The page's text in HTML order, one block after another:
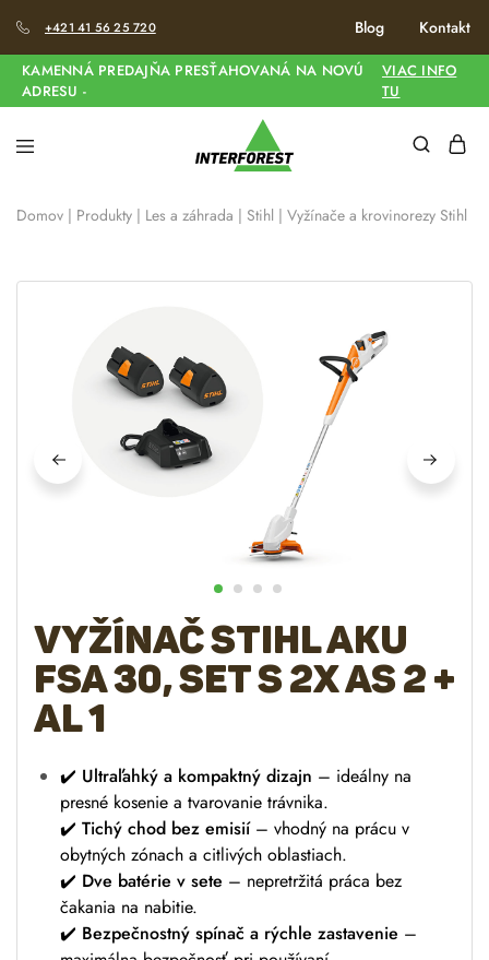
+421 41 56 25 720 Blog Kontakt
KAMENNÁ PREDAJŇA PRESŤAHOVANÁ NA NOVÚ
ADRESU -
VIAC INFO
TU
Domov | Produkty | Les a záhrada | Stihl | Vyžínače a krovinorezy Stihl
Vyžínač STIHL AKU
FSA 30, set s 2x AS 2 +
AL 1
✔️ Ultraľahký a kompaktný dizajn – ideálny na
presné kosenie a tvarovanie trávnika.
✔️ Tichý chod bez emisií– vhodný na prácu v
obytných zónach a citlivých oblastiach.
✔️ Dve batérie v sete – nepretržitá práca bez
čakania na nabitie.
✔️ Bezpečnostný spínač a rýchle zastavenie –